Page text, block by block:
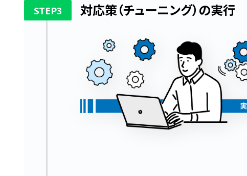
対応策（チューニング）の実行
STEP3